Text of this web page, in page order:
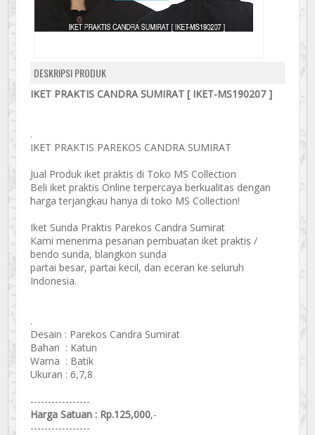
DESKRIPSI PRODUK
IKET PRAKTIS CANDRA SUMIRAT [ IKET-MS190207 ]
.
IKET PRAKTIS PAREKOS CANDRA SUMIRAT
Jual Produk iket praktis di Toko MS Collection
Beli iket praktis Online terpercaya berkualitas dengan
harga terjangkau hanya di toko MS Collection!
Iket Sunda Praktis Parekos Candra Sumirat
Kami menerima pesanan pembuatan iket praktis /
bendo sunda, blangkon sunda
partai besar, partai kecil, dan eceran ke seluruh
Indonesia.
.
Desain : Parekos Candra Sumirat
Bahan : Katun
Warna : Batik
Ukuran : 6,7,8
-----------------
Harga Satuan : Rp.125,000,-
-----------------